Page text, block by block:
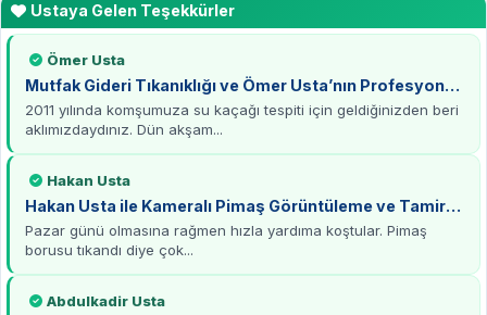
Ustaya Gelen Teşekkürler
Ömer Usta
Mutfak Gideri Tıkanıklığı ve Ömer Usta’nın Profesyonel
Çözümü
2011 yılında komşumuza su kaçağı tespiti için geldiğinizden beri
aklımızdaydınız. Dün akşam...
Hakan Usta
Hakan Usta ile Kameralı Pimaş Görüntüleme ve Tamirat
Deneyimi
Pazar günü olmasına rağmen hızla yardıma koştular. Pimaş
borusu tıkandı diye çok...
Abdulkadir Usta